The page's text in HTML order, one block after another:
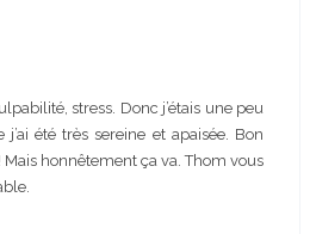
stress. Donc j’étais une peu
été très sereine et apaisée. Bon
honnêtement ça va. Thom vous